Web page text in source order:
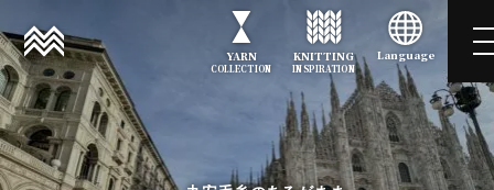
YARN
COLLECTION
KNITTING
INSPIRATION
Language